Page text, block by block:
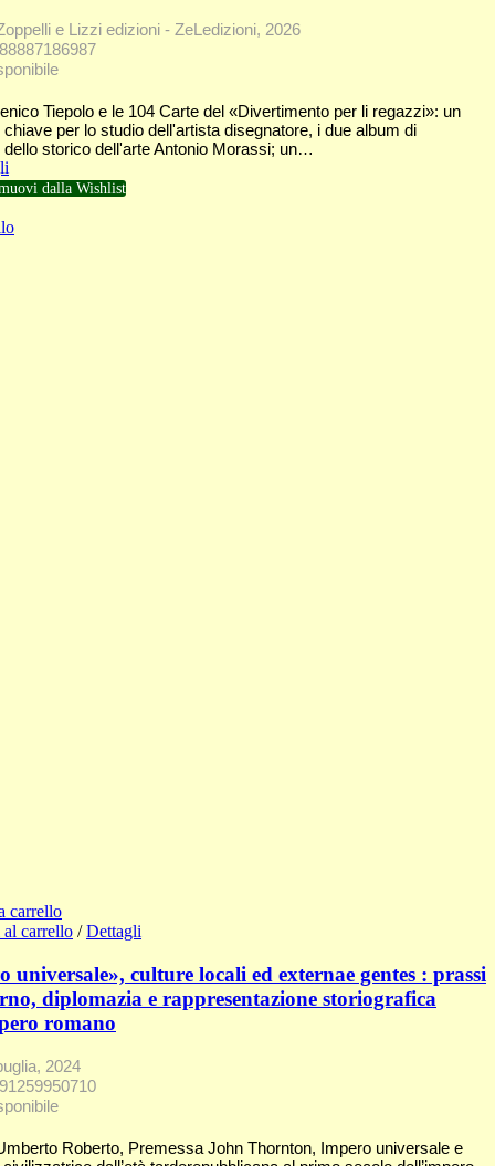
e Lizzi edizioni - ZeLedizioni, 2026
Tiepolo e le 104 Carte del «Divertimento per li regazzi»: un
per lo studio dell'artista disegnatore, i due album di
dello storico dell'arte Antonio Morassi; un…
dalla Wishlist
carrello
carrello / Dettagli
universale», culture locali ed externae gentes : prassi
diplomazia e rappresentazione storiografica
romano
2024
Roberto, Premessa John Thornton, Impero universale e